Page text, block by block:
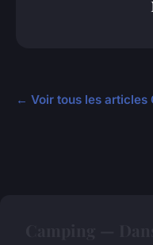
← Voir tous les articles